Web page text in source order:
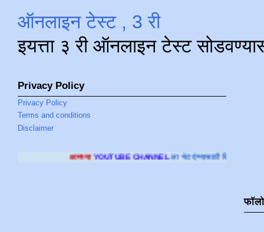
ऑनलाइन टेस्ट , 3 री
इयत्ता ३ री ऑनलाइन टेस्ट
Privacy Policy
Privacy Policy
Terms and conditions
Disclaimer
YOUTUBE CHANNELला भेट देण्यासाठी क्लिक करा.